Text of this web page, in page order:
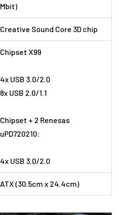
Mbit)
Creative Sound Core 3D chip
Chipset X99
4x USB 3.0/2.0
8x USB 2.0/1.1
Chipset + 2 Renesas
uPD720210:
4x USB 3.0/2.0
ATX (30.5cm x 24.4cm)